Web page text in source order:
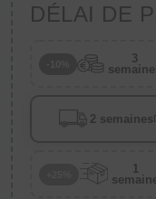
DÉLAI DE
3
2 semaines
1